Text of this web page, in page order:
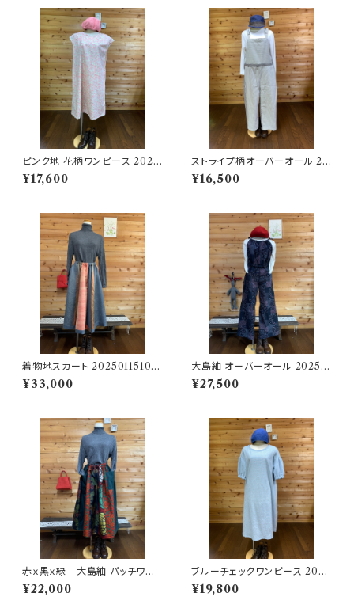
ピンク地 花柄ワンピース 2025
06251750
¥17,600
ストライプ柄オーバーオール 20
2506251724
¥16,500
着物地スカート 20250115100
3
¥33,000
大島紬 オーバーオール 20250
1051239
¥27,500
赤ｘ黒ｘ緑 大島紬 パッチワー
クスカート 202504151711
¥22,000
ブルーチェックワンピース 2025
06251746
¥19,800